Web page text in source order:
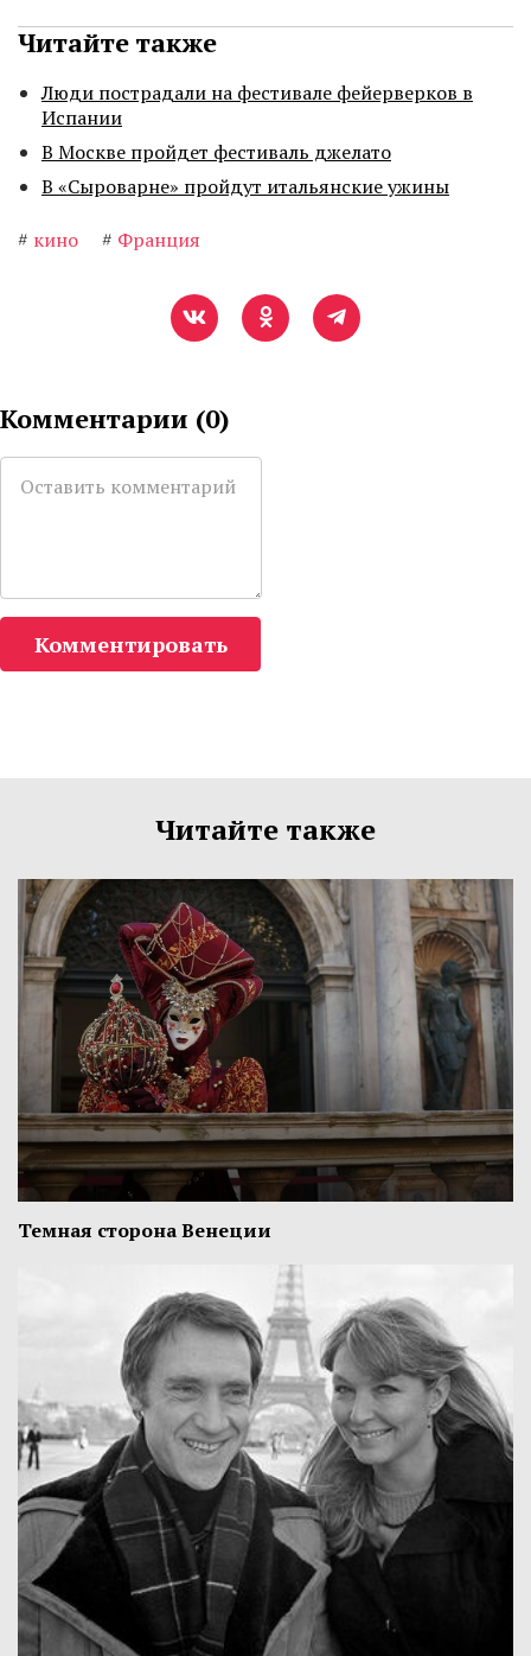
Читайте также
Люди пострадали на фестивале фейерверков в
Испании
В Москве пройдет фестиваль джелато
В «Сыроварне» пройдут итальянские ужины
# кино # Франция
Комментарии (0)
Комментировать
Читайте также
Темная сторона Венеции